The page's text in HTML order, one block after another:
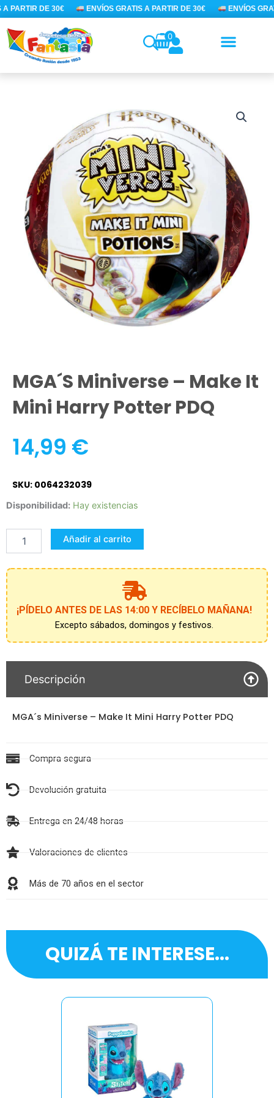
Ir
al
contenido
PARTIR DE 30€ ENVÍOS GRATIS A PARTIR DE 30€ ENVÍOS
0
MGA´s Miniverse – Make It
Mini Harry Potter PDQ
14,99 €
SKU: 0064232039
Disponibilidad: Hay existencias
MGA
Miniverse
Make
Mini
Harry
Potter
PDQ
cantidad
Añadir al carrito
¡PÍDELO ANTES DE LAS 14:00 Y RECÍBELO MAÑANA!
Excepto sábados, domingos y festivos.
Descripción
MGA´s Miniverse – Make It Mini Harry Potter PDQ
Compra segura
Devolución gratuita
Entrega en 24/48 horas
Valoraciones de clientes
Más de 70 años en el sector
QUIZÁ TE INTERESE...